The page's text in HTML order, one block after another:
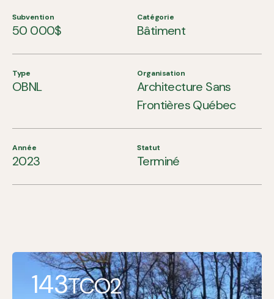
Subvention
50 000$
Catégorie
Bâtiment
Type
OBNL
Organisation
Architecture Sans
Frontières Québec
Année
2023
Statut
Terminé
143TCO2